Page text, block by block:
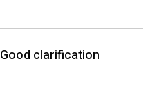
Good clarification